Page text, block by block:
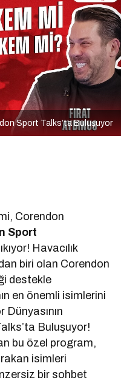
Sport Talks’ta Buluşuyor
Corendon
Sport
Havacılık
biri olan Corendon
destekle
en önemli isimlerini
Buluşuyor!
bu özel program,
isimleri
bir sohbet